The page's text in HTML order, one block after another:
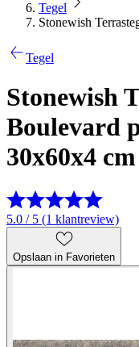
Tegel
Stonewish
Tegel
Stonewish
Boulevard
30x60x4 cm
5.0 / 5 (1 klantreview)
Opslaan in Favorieten